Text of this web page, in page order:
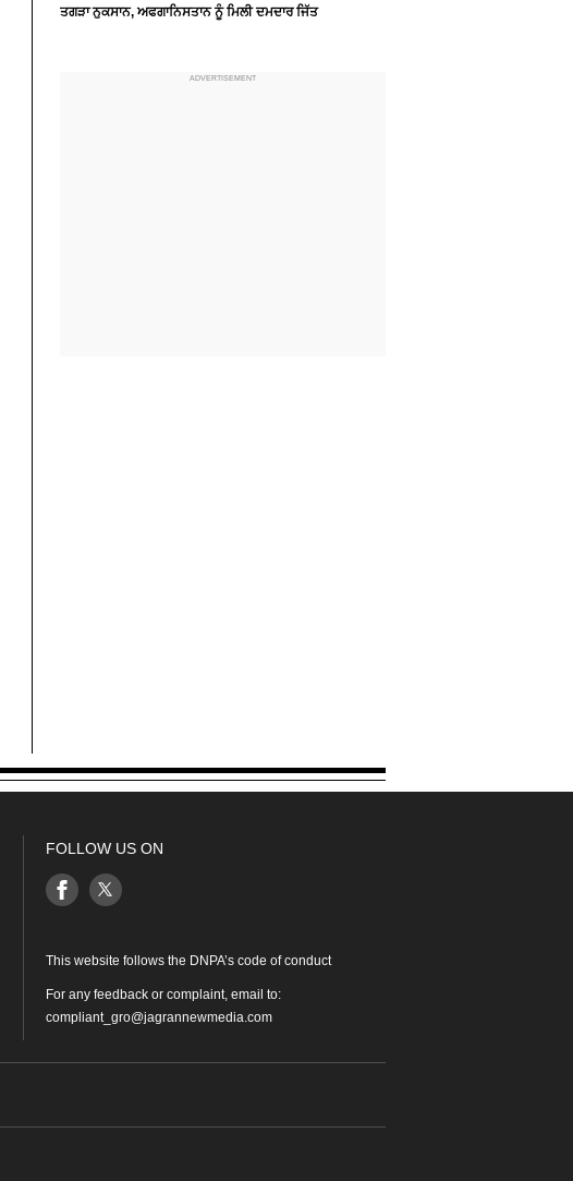
ਤਗੜਾ ਨੁਕਸਾਨ, ਅਫਗਾਨਿਸਤਾਨ ਨੂੰ ਮਿਲੀ ਦਮਦਾਰ ਜਿੱਤ
FOLLOW US ON
This website follows the DNPA’s code of conduct
For any feedback or complaint, email to:
compliant_gro@jagrannewmedia.com